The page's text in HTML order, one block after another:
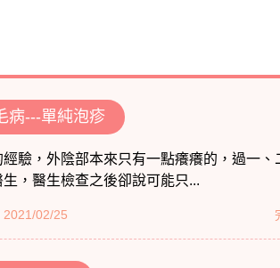
病---單純泡疹
驗，外陰部本來只有一點癢癢的，過一、
，醫生檢查之後卻說可能只...
2021/02/25